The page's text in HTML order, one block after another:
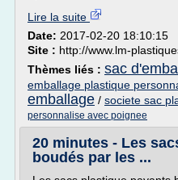
Lire la suite
Date: 2017-02-20 18:10:15
Site : http://www.lm-
Thèmes liés : sac
emballage plastique
emballage / societe sac
personnalise avec poignee
20 minutes - Les
boudés par les ...